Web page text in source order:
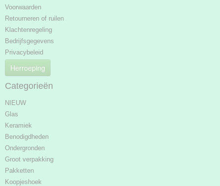
Voorwaarden
Retourneren of ruilen
Klachtenregeling
Bedrijfsgegevens
Privacybeleid
Herroeping
Categorieën
NIEUW
Glas
Keramiek
Benodigdheden
Ondergronden
Groot verpakking
Pakketten
Koopjeshoek